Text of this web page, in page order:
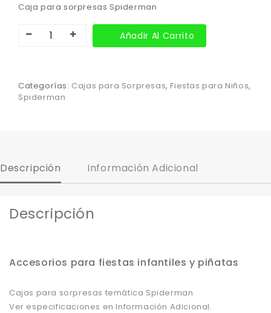
Caja para sorpresas Spiderman
Añadir Al Carrito
Categorías: Cajas para Sorpresas, Fiestas para Niños,
Spiderman
Descripción Información Adicional
Descripción
Accesorios para fiestas infantiles y piñatas
Cajas para sorpresas temática Spiderman
Ver especificaciones en Información Adicional.